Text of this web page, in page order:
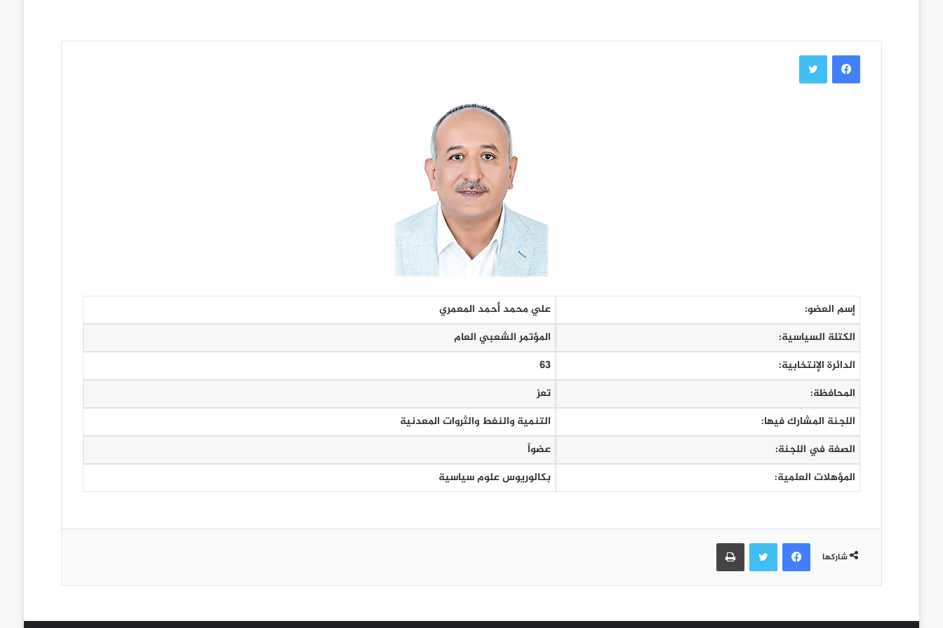
فيسبوك تويتر
إسم العضو:
علي محمد أحمد المعمري
الكتلة السياسية:
المؤتمر الشعبي العام
الدائرة الإنتخابية:
63
المحافظة:
تعز
اللجنة المشارك فيها:
التنمية والنفط والثروات المعدنية
الصفة في اللجنة:
عضواً
المؤهلات العلمية:
بكالوريوس علوم سياسية
شاركها
فيسبوك تويتر طباعة